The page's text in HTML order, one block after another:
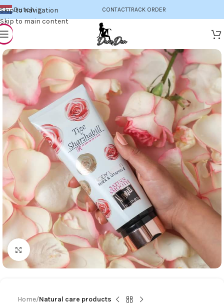
Skip to navigation
Skip to main content
Dutch ▼ CONTACTTRACK ORDER
Click to enlarge
Home Natural care products